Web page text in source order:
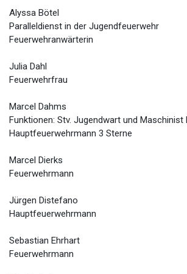
Alyssa Bötel
Paralleldienst in der Jugendfeuerwehr
Feuerwehranwärterin
Julia Dahl
Feuerwehrfrau
Marcel Dahms
Funktionen: Stv. Jugendwart und Maschinist
Hauptfeuerwehrmann 3 Sterne
Marcel Dierks
Feuerwehrmann
Jürgen Distefano
Hauptfeuerwehrmann
Sebastian Ehrhart
Feuerwehrmann